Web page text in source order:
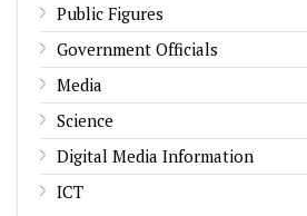
Public Figures
Government Officials
Media
Science
Digital Media Information
ICT